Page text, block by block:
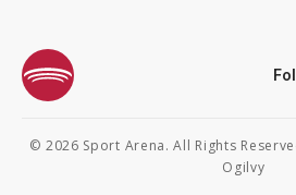
© 2026 Sport Arena. All Rights
Ogilvy